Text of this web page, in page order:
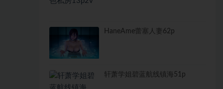
HaneAme蕾塞人妻62p
轩萧学姐碧蓝航线镇海51p